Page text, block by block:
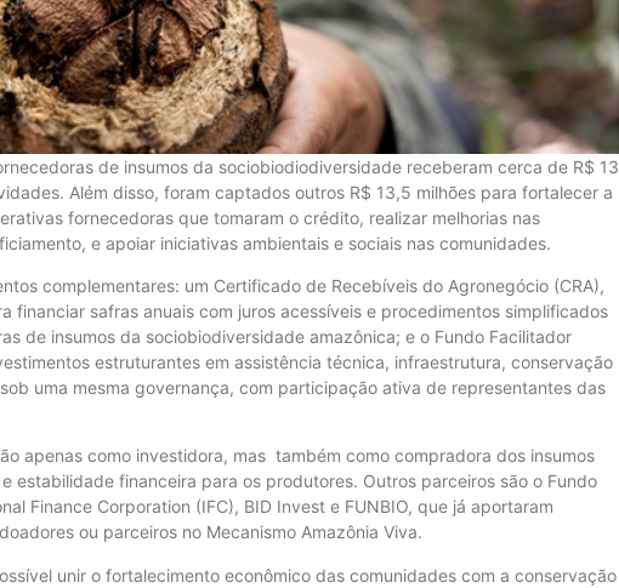
de insumos da sociobiodiodiversidade receberam cerca de R$ 13
Além disso, foram captados outros R$ 13,5 milhões para fortalecer a
fornecedoras que tomaram o crédito, realizar melhorias nas
e apoiar iniciativas ambientais e sociais nas comunidades.
complementares: um Certificado de Recebíveis do Agronegócio (CRA),
financiar safras anuais com juros acessíveis e procedimentos simplificados
de insumos da sociobiodiversidade amazônica; e o Fundo Facilitador
estruturantes em assistência técnica, infraestrutura, conservação
uma mesma governança, com participação ativa de representantes das
apenas como investidora, mas também como compradora dos insumos
estabilidade financeira para os produtores. Outros parceiros são o Fundo
Finance Corporation (IFC), BID Invest e FUNBIO, que já aportaram
ou parceiros no Mecanismo Amazônia Viva.
unir o fortalecimento econômico das comunidades com a conservação